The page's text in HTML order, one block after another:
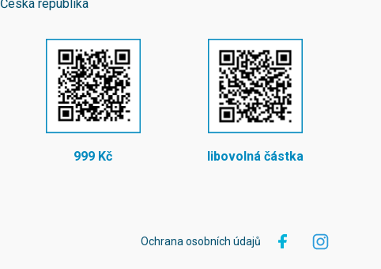
Česká republika
999 Kč libovolná částka
Ochrana osobních údajů